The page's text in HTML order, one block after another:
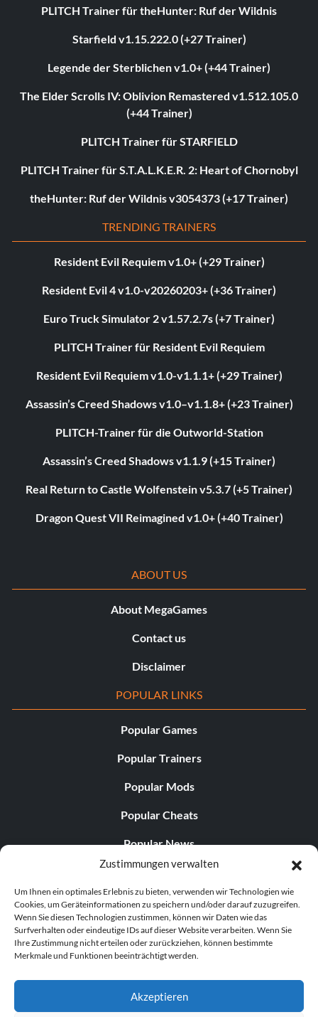
Zustimmungen verwalten
Um Ihnen ein optimales Erlebnis zu bieten, verwenden wir Technologien wie
Cookies, um Geräteinformationen zu speichern und/oder darauf zuzugreifen.
Wenn Sie diesen Technologien zustimmen, können wir Daten wie das
Surfverhalten oder eindeutige IDs auf dieser Website verarbeiten. Wenn Sie
Ihre Zustimmung nicht erteilen oder zurückziehen, können bestimmte
Merkmale und Funktionen beeinträchtigt werden.
Akzeptieren
PLITCH Trainer für theHunter: Ruf der Wildnis
Starfield v1.15.222.0 (+27 Trainer)
Legende der Sterblichen v1.0+ (+44 Trainer)
The Elder Scrolls IV: Oblivion Remastered v1.512.105.0
(+44 Trainer)
PLITCH Trainer für STARFIELD
PLITCH Trainer für S.T.A.L.K.E.R. 2: Heart of Chornobyl
theHunter: Ruf der Wildnis v3054373 (+17 Trainer)
TRENDING TRAINERS
Resident Evil Requiem v1.0+ (+29 Trainer)
Resident Evil 4 v1.0-v20260203+ (+36 Trainer)
Euro Truck Simulator 2 v1.57.2.7s (+7 Trainer)
PLITCH Trainer für Resident Evil Requiem
Resident Evil Requiem v1.0-v1.1.1+ (+29 Trainer)
Assassin’s Creed Shadows v1.0–v1.1.8+ (+23 Trainer)
PLITCH-Trainer für die Outworld-Station
Assassin’s Creed Shadows v1.1.9 (+15 Trainer)
Real Return to Castle Wolfenstein v5.3.7 (+5 Trainer)
Dragon Quest VII Reimagined v1.0+ (+40 Trainer)
ABOUT US
About MegaGames
Contact us
Disclaimer
POPULAR LINKS
Popular Games
Popular Trainers
Popular Mods
Popular Cheats
Popular News
Popular Editorials
Popular Free Games
LATEST UPDATES